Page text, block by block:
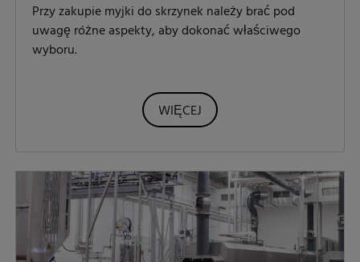
Przy zakupie myjki do skrzynek należy brać pod
uwagę różne aspekty, aby dokonać właściwego
wyboru.
WIĘCEJ